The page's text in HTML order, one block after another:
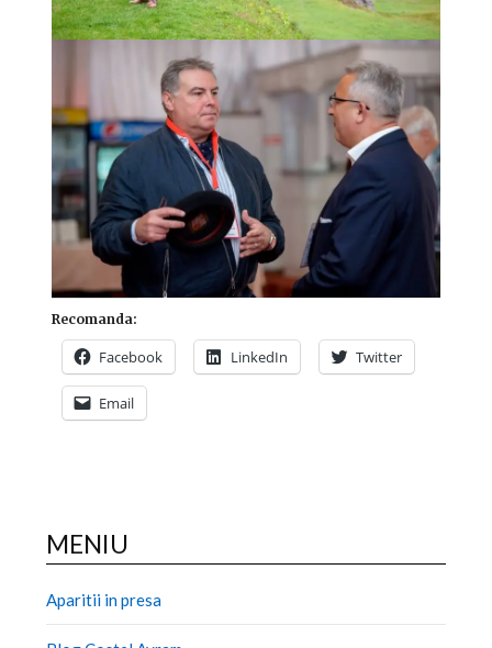
Recomanda:
Facebook LinkedIn Twitter
Email
MENIU
Aparitii in presa